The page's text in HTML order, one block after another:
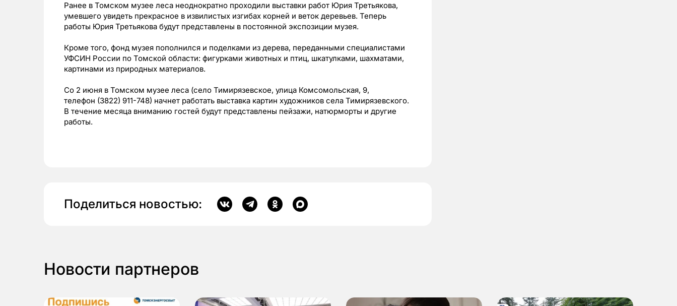
Ранее в Томском музее леса неоднократно проходили выставки работ Юрия Третьякова,
умевшего увидеть прекрасное в извилистых изгибах корней и веток деревьев. Теперь
работы Юрия Третьякова будут представлены в постоянной экспозиции музея.
Кроме того, фонд музея пополнился и поделками из дерева, переданными специалистами
УФСИН России по Томской области: фигурками животных и птиц, шкатулками, шахматами,
картинами из природных материалов.
Со 2 июня в Томском музее леса (село Тимирязевское, улица Комсомольская, 9,
телефон (3822) 911-748) начнет работать выставка картин художников села Тимирязевского.
В течение месяца вниманию гостей будут представлены пейзажи, натюрморты и другие
работы.
Поделиться новостью:
Новости партнеров